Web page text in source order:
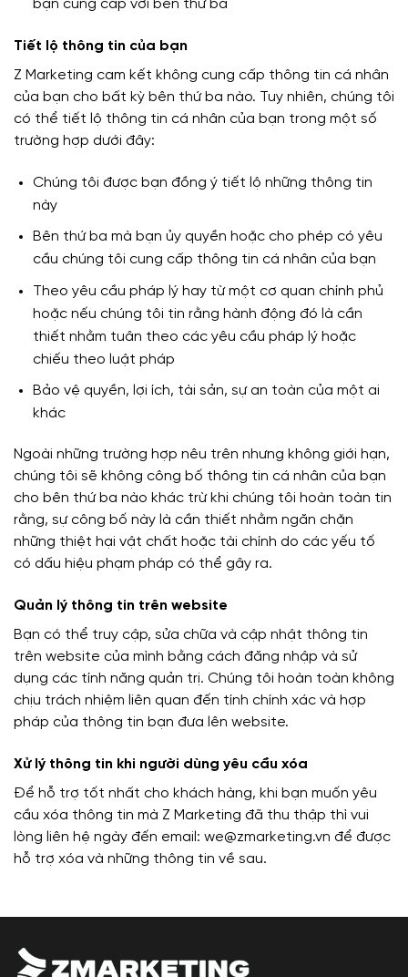
bạn cung cấp với bên thứ ba
Tiết lộ thông tin của bạn
Z Marketing cam kết không cung cấp thông tin cá nhân
của bạn cho bất kỳ bên thứ ba nào. Tuy nhiên, chúng tôi
có thể tiết lộ thông tin cá nhân của bạn trong một số
trường hợp dưới đây:
Chúng tôi được bạn đồng ý tiết lộ những thông tin
này
Bên thứ ba mà bạn ủy quyền hoặc cho phép có yêu
cầu chúng tôi cung cấp thông tin cá nhân của bạn
Theo yêu cầu pháp lý hay từ một cơ quan chính phủ
hoặc nếu chúng tôi tin rằng hành động đó là cần
thiết nhằm tuân theo các yêu cầu pháp lý hoặc
chiếu theo luật pháp
Bảo vệ quyền, lợi ích, tài sản, sự an toàn của một ai
khác
Ngoài những trường hợp nêu trên nhưng không giới hạn,
chúng tôi sẽ không công bố thông tin cá nhân của bạn
cho bên thứ ba nào khác trừ khi chúng tôi hoàn toàn tin
rằng, sự công bố này là cần thiết nhằm ngăn chặn
những thiệt hại vật chất hoặc tài chính do các yếu tố
có dấu hiệu phạm pháp có thể gây ra.
Quản lý thông tin trên website
Bạn có thể truy cập, sửa chữa và cập nhật thông tin
trên website của mình bằng cách đăng nhập và sử
dụng các tính năng quản trị. Chúng tôi hoàn toàn không
chịu trách nhiệm liên quan đến tính chính xác và hợp
pháp của thông tin bạn đưa lên website.
Xử lý thông tin khi người dùng yêu cầu xóa
Để hỗ trợ tốt nhất cho khách hàng, khi bạn muốn yêu
cầu xóa thông tin mà Z Marketing đã thu thập thì vui
lòng liên hệ ngày đến email: we@zmarketing.vn để được
hỗ trợ xóa và những thông tin về sau.